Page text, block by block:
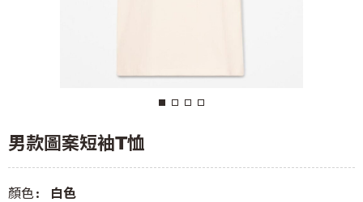
男款圖案短袖T恤
顏色: 白色